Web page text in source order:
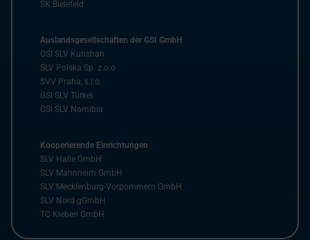
SK Bielefeld
Auslandsgesellschaften der GSI GmbH
GSI SLV Kunshan
SLV Polska Sp. z.o.o
SVV Praha, s.r.o.
GSI SLV Türkei
GSI SLV Namibia
Kooperierende Einrichtungen
SLV Halle GmbH
SLV Mannheim GmbH
SLV Mecklenburg-Vorpommern GmbH
SLV Nord gGmbH
TC Kleben GmbH